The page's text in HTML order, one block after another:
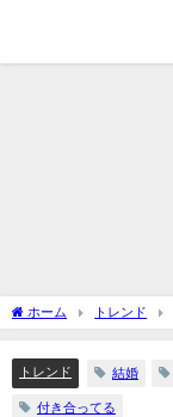
ホーム トレンド
考えられる？
トレンド 結婚
付き合ってる